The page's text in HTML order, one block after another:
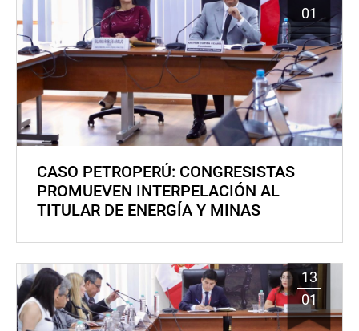
01
CASO PETROPERÚ: CONGRESISTAS
PROMUEVEN INTERPELACIÓN AL
TITULAR DE ENERGÍA Y MINAS
13
01